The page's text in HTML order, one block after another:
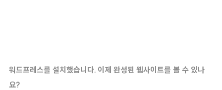
워드프레스를 설치했습니다. 이제 완성된 웹사이트를 볼 수 있나
요?